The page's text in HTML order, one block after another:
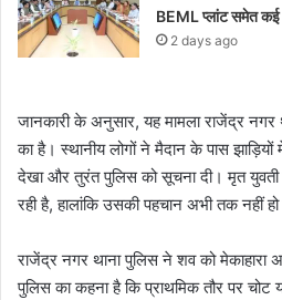
BEML प्लांट समेत कई
2 days ago
जानकारी के अनुसार, यह मामला राजेंद्र नगर
का है। स्थानीय लोगों ने मैदान के पास झाड़ियों
देखा और तुरंत पुलिस को सूचना दी। मृत युवती
रही है, हालांकि उसकी पहचान अभी तक नहीं हो
राजेंद्र नगर थाना पुलिस ने शव को मेकाहारा
पुलिस का कहना है कि प्राथमिक तौर पर चोट